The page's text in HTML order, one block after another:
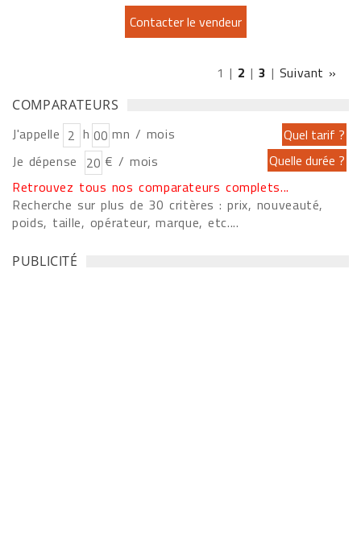
1 | 2 | 3 | Suivant »
COMPARATEURS
J'appelle h
mn / mois
Je dépense
€ / mois
Retrouvez tous nos comparateurs complets...
Recherche sur plus de 30 critères : prix, nouveauté,
poids, taille, opérateur, marque, etc....
PUBLICITÉ